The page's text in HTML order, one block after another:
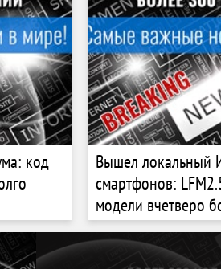
код
Вышел локальный
смартфонов:
модели вчетверо